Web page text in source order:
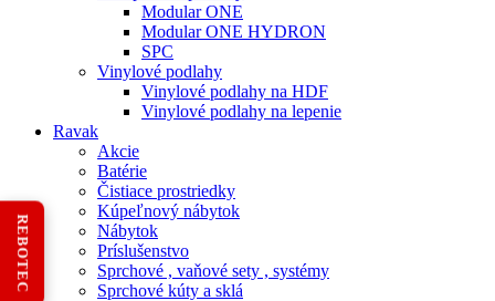
Modular ONE
Modular ONE HYDRON
SPC
Vinylové podlahy
Vinylové podlahy na HDF
Vinylové podlahy na lepenie
Ravak
Akcie
Batérie
Čistiace prostriedky
Kúpeľnový nábytok
Nábytok
Príslušenstvo
Sprchové , vaňové sety , systémy
Sprchové kúty a sklá
REBOTEC